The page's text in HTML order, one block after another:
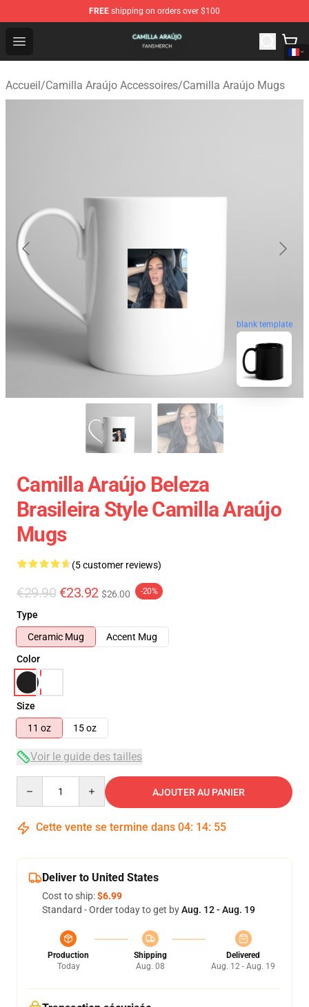
FREE shipping on orders over $100
Open menu
Camilla Araújo Shop - Official Camilla Araújo
Accueil/Camilla Araújo Accessoires/Camilla Araújo Mugs
blank template
Camilla Araújo Beleza
Brasileira Style Camilla Araújo
Mugs
(5 customer reviews)
€29.90 €23.92 $26.00 -20%
Type
Ceramic Mug
Accent Mug
Color
Size
11 oz
15 oz
Voir le guide des tailles
AJOUTER AU PANIER
Cette vente se termine dans 04: 14: 54
Deliver to United States
Cost to ship:$6.99
Standard - Order today to get byAug. 12 - Aug. 19
Production
Today
Shipping
Aug. 08
Delivered
Aug. 12 - Aug. 19